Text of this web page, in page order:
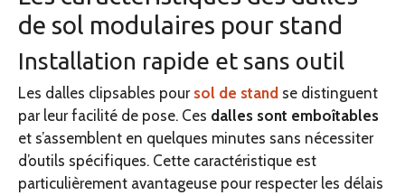
de sol modulaires pour stand
Installation rapide et sans outil
Les dalles clipsables pour sol de stand se distinguent
par leur facilité de pose. Ces dalles sont emboîtables
et s’assemblent en quelques minutes sans nécessiter
d’outils spécifiques. Cette caractéristique est
particulièrement avantageuse pour respecter les délais